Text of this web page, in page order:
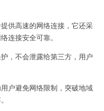
供高速的网络连接，它还采
连接安全可靠。
，不会泄露给第三方，用户
户避免网络限制，突破地域